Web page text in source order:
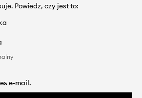
Powiedz, czy jest to: